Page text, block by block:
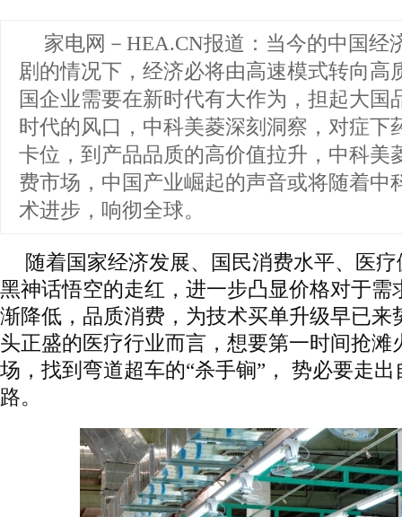
家电网－HEA.CN报道： 当今的中国经
剧的情况下，经济必将由高速模式转向高
国企业需要在新时代有大作为，担起大国
时代的风口，中科美菱深刻洞察，对症下
卡位，到产品品质的高价值拉升，中科美
费市场，中国产业崛起的声音或将随着中
术进步，响彻全球。
随着国家经济发展、国民消费水平、医
黑神话悟空的走红，进一步凸显价格对于需
渐降低，品质消费，为技术买单升级早已来
头正盛的医疗行业而言，想要第一时间抢滩
场，找到弯道超车的“杀手锏”， 势必要走
路。